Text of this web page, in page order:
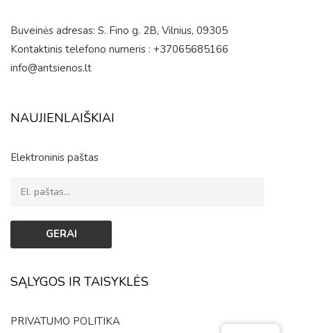
Buveinės adresas: S. Fino g. 2B, Vilnius, 09305
Kontaktinis telefono numeris : +37065685166
info@antsienos.lt
NAUJIENLAIŠKIAI
Elektroninis paštas
SĄLYGOS IR TAISYKLĖS
PRIVATUMO POLITIKA